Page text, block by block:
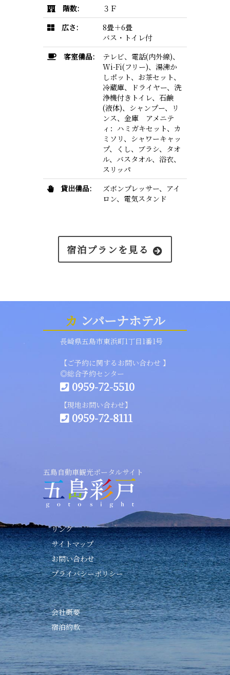
階数:
３Ｆ
広さ:
8畳＋6畳
バス・トイレ付
客室備品:
テレビ、電話(内外線)、
Wi-Fi(フリー)、湯沸か
しポット、お茶セット、
冷蔵庫、ドライヤー、洗
浄機付きトイレ、石鹸
(液体)、シャンプー、リ
ンス、金庫 アメニテ
ィ：ハミガキセット、カ
ミソリ、シャワーキャッ
プ、くし、ブラシ、タオ
ル、バスタオル、浴衣、
スリッパ
貸出備品:
ズボンプレッサー、アイ
ロン、電気スタンド
宿泊プランを見る
カ ンパーナホテル
長崎県五島市東浜町1丁目1番1号
【ご予約に関するお問い合わせ 】
◎総合予約センター
0959-72-5510
【現地お問い合わせ】
0959-72-8111
五島自動車観光ポータルサイト
リンク
サイトマップ
お問い合わせ
プライバシーポリシー
会社概要
宿泊約款